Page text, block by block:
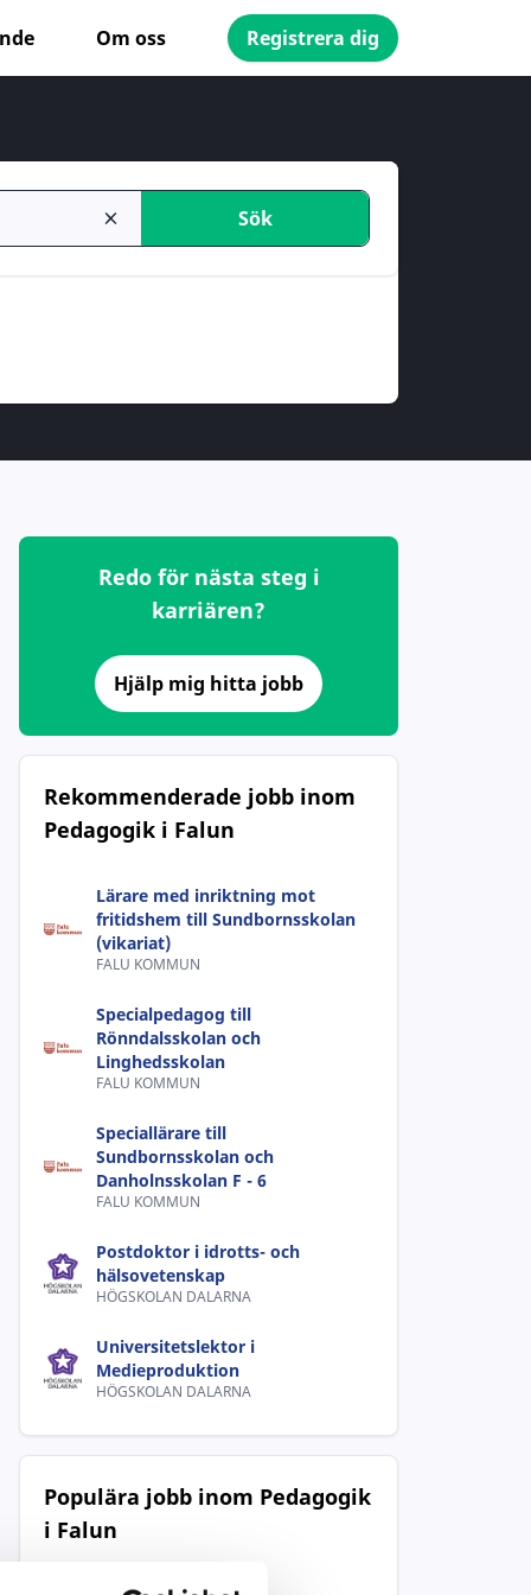
Om oss Registrera dig
Sök
Redo för nästa steg i
karriären?
Hjälp mig hitta jobb
Rekommenderade jobb inom
Pedagogik i Falun
Lärare med inriktning mot
fritidshem till Sundbornsskolan
(vikariat)
FALU KOMMUN
Specialpedagog till
Rönndalsskolan och
Linghedsskolan
FALU KOMMUN
Speciallärare till
Sundbornsskolan och
Danholnsskolan F - 6
FALU KOMMUN
Postdoktor i idrotts- och
hälsovetenskap
HÖGSKOLAN DALARNA
Universitetslektor i
Medieproduktion
HÖGSKOLAN DALARNA
Populära jobb inom Pedagogik
i Falun